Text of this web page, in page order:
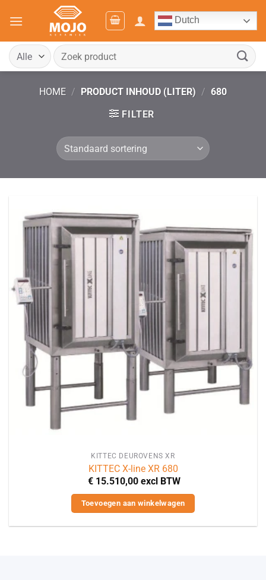
naar
Dutch
Zoeken
naar:
HOME / PRODUCT INHOUD (LITER) / 680
FILTER
KITTEC DEUROVENS XR
KITTEC X-line XR 680
€ 15.510,00 excl BTW
Toevoegen aan winkelwagen